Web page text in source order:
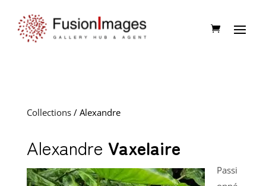
Collections/ Alexandre
Alexandre Vaxelaire
Passi